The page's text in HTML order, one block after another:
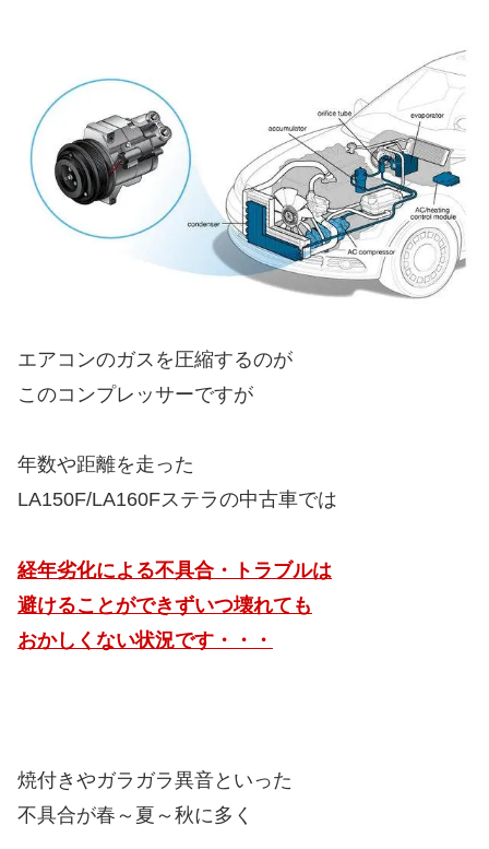
エアコンのガスを圧縮するのが
このコンプレッサーですが
年数や距離を走った
LA150F/LA160Fステラの中古車では
経年劣化による不具合・トラブルは
避けることができずいつ壊れても
おかしくない状況です・・・
焼付きやガラガラ異音といった
不具合が春～夏～秋に多く